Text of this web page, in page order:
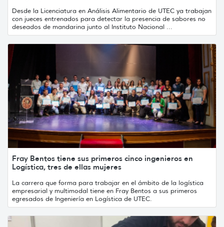
Desde la Licenciatura en Análisis Alimentario de UTEC ya trabajan
con jueces entrenados para detectar la presencia de sabores no
deseados de mandarina junto al Instituto Nacional ...
Fray Bentos tiene sus primeros cinco ingenieros en
Logística, tres de ellas mujeres
La carrera que forma para trabajar en el ámbito de la logística
empresarial y multimodal tiene en Fray Bentos a sus primeros
egresados de Ingeniería en Logística de UTEC.